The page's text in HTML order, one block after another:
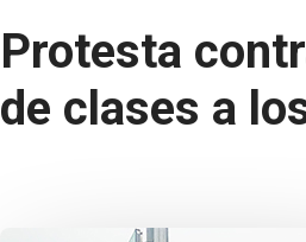
Protesta
de clases a